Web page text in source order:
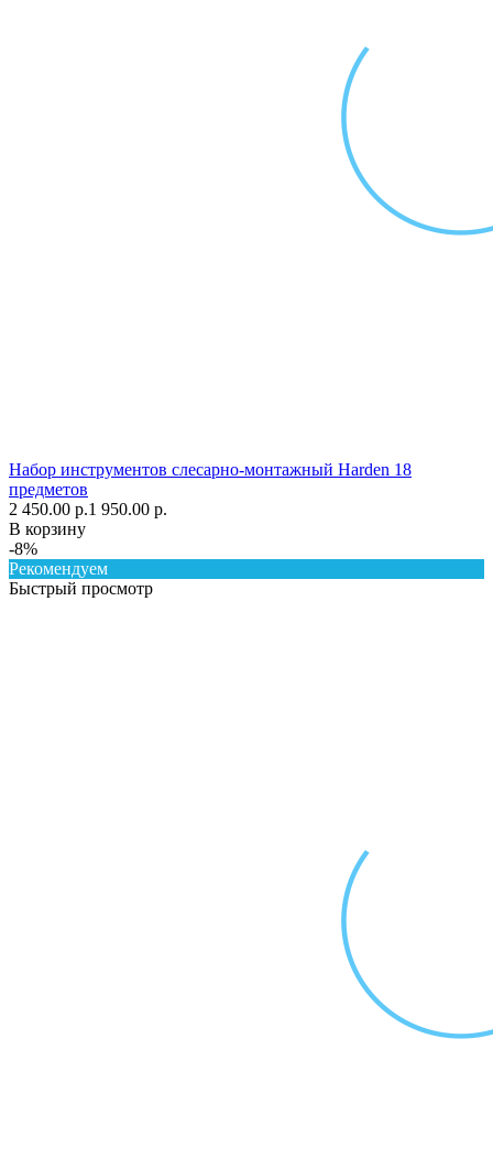
Набор инструментов слесарно-монтажный Harden 18
предметов
2 450.00 р.1 950.00 р.
В корзину
-8%
Рекомендуем
Быстрый просмотр